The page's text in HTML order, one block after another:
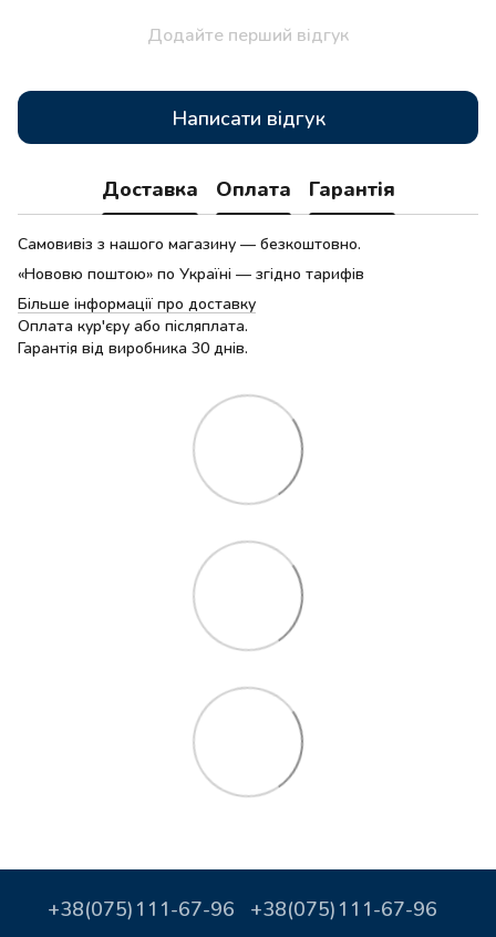
Додайте перший відгук
Написати відгук
Доставка Оплата Гарантія
Самовивіз з нашого магазину — безкоштовно.
«Нововю поштою» по Україні — згідно тарифів
Більше інформації про доставку
Оплата кур'єру або післяплата.
Гарантія від виробника 30 днів.
+38(075)111-67-96 +38(075)111-67-96